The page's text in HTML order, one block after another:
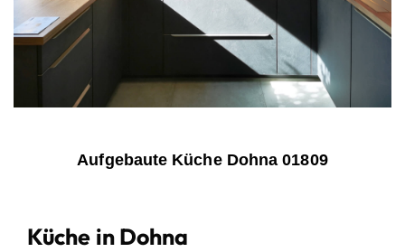
Aufgebaute Küche Dohna 01809
Küche in Dohna